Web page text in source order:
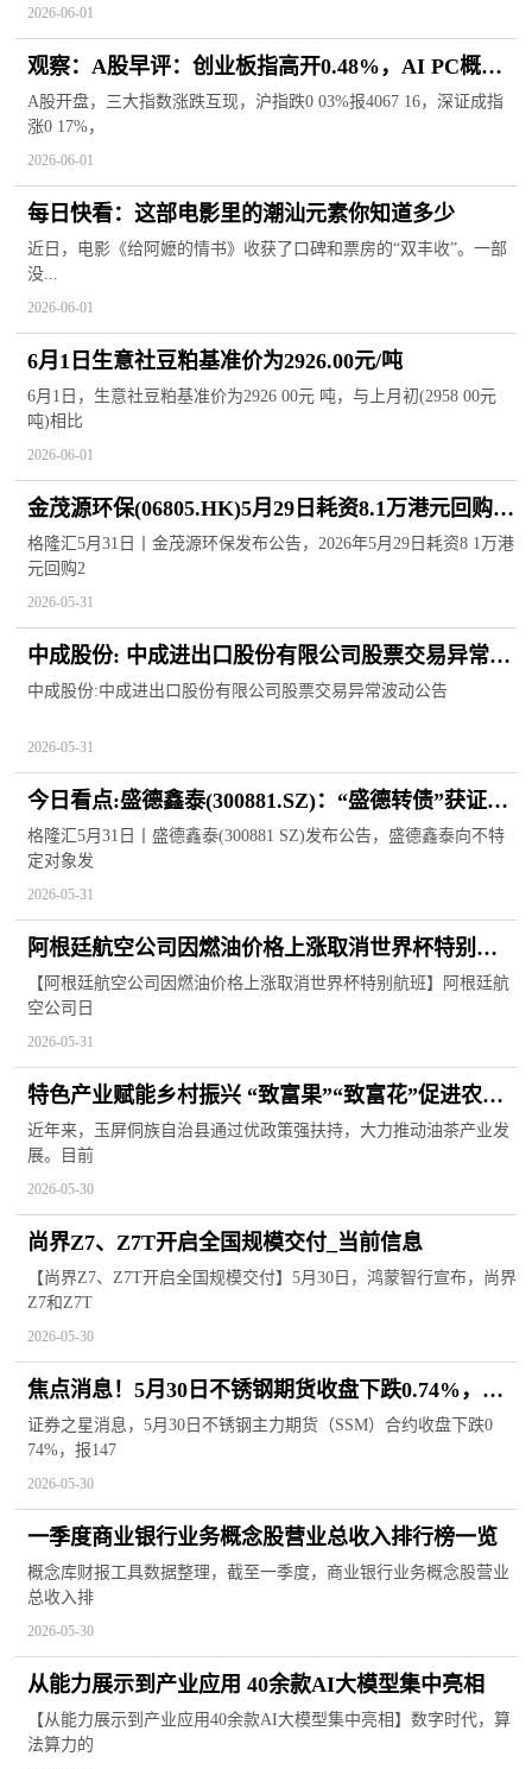
2026-06-01
观察：A股早评：创业板指高开0.48%，AI PC概念
股盘初活跃
A股开盘，三大指数涨跌互现，沪指跌0 03%报4067 16，深证成指
涨0 17%，
2026-06-01
每日快看：这部电影里的潮汕元素你知道多少
近日，电影《给阿嬷的情书》收获了口碑和票房的“双丰收”。一部
没...
2026-06-01
6月1日生意社豆粕基准价为2926.00元/吨
6月1日，生意社豆粕基准价为2926 00元 吨，与上月初(2958 00元
吨)相比
2026-06-01
金茂源环保(06805.HK)5月29日耗资8.1万港元回购
2.4万股
格隆汇5月31日丨金茂源环保发布公告，2026年5月29日耗资8 1万港
元回购2
2026-05-31
中成股份: 中成进出口股份有限公司股票交易异常波
动公告 当前热点
中成股份:中成进出口股份有限公司股票交易异常波动公告
2026-05-31
今日看点:盛德鑫泰(300881.SZ)：“盛德转债”获证监
会同意注册，拟发行4.05亿元可转债
格隆汇5月31日丨盛德鑫泰(300881 SZ)发布公告，盛德鑫泰向不特
定对象发
2026-05-31
阿根廷航空公司因燃油价格上涨取消世界杯特别航
班
【阿根廷航空公司因燃油价格上涨取消世界杯特别航班】阿根廷航
空公司日
2026-05-31
特色产业赋能乡村振兴 “致富果”“致富花”促进农业
增效、农民增收
近年来，玉屏侗族自治县通过优政策强扶持，大力推动油茶产业发
展。目前
2026-05-30
尚界Z7、Z7T开启全国规模交付_当前信息
【尚界Z7、Z7T开启全国规模交付】5月30日，鸿蒙智行宣布，尚界
Z7和Z7T
2026-05-30
焦点消息！5月30日不锈钢期货收盘下跌0.74%，报
14795元
证券之星消息，5月30日不锈钢主力期货（SSM）合约收盘下跌0
74%，报147
2026-05-30
一季度商业银行业务概念股营业总收入排行榜一览
概念库财报工具数据整理，截至一季度，商业银行业务概念股营业
总收入排
2026-05-30
从能力展示到产业应用 40余款AI大模型集中亮相
【从能力展示到产业应用40余款AI大模型集中亮相】数字时代，算
法算力的